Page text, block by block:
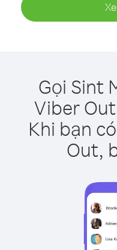
Gọi Sint
Viber
Khi bạn
Out,